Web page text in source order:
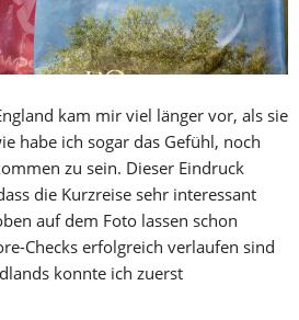
kam mir viel länger vor, als sie
habe ich sogar das Gefühl, noch
zu sein. Dieser Eindruck
die Kurzreise sehr interessant
auf dem Foto lassen schon
Checks erfolgreich verlaufen sind
konnte ich zuerst